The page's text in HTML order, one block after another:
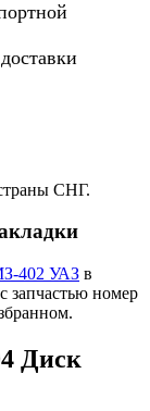
СНГ.
402 УАЗ в
запчастью номер
Диск